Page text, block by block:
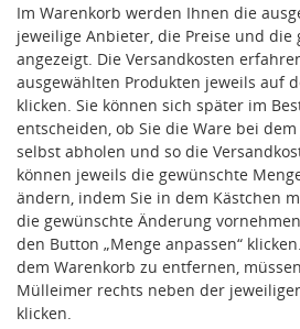
Im Warenkorb werden Ihnen die
jeweilige Anbieter, die Preise und die
angezeigt. Die Versandkosten
ausgewählten Produkten jeweils auf
klicken. Sie können sich später im
entscheiden, ob Sie die Ware bei
selbst abholen und so die
können jeweils die gewünschte
ändern, indem Sie in dem Kästchen
die gewünschte Änderung
den Button „Menge anpassen“
dem Warenkorb zu entfernen,
Mülleimer rechts neben der
klicken.